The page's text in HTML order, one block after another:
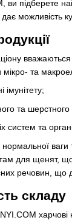
ви підберете
можливість
вважаються
та
та шерстного
систем та
ваги
для щенят,
речовин, що
складу